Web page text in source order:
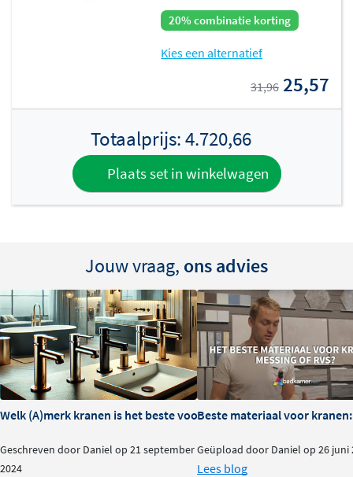
20% combinatie korting
Kies een alternatief
31,96 25,57
Totaalprijs:4.720,66
Plaats set in winkelwagen
Jouw vraag, ons advies
Welk (A)merk kranen is het beste voor je badkamer?
Geschreven door Daniel op 21 september
2024
Beste materiaal voor kranen:
Geüpload door Daniel op 26 juni
Lees blog